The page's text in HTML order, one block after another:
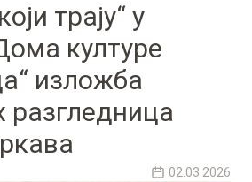
трају“ у
културе
изложба
разгледница
02.03.2026